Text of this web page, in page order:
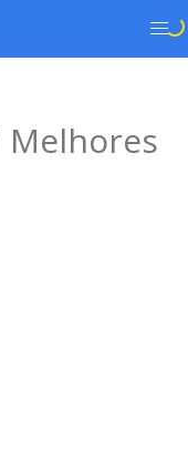
Melhores